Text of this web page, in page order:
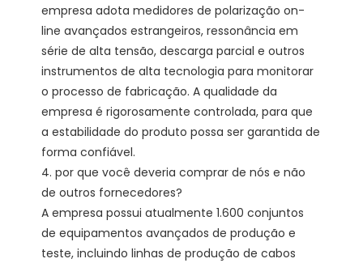
empresa adota medidores de polarização on-
line avançados estrangeiros, ressonância em
série de alta tensão, descarga parcial e outros
instrumentos de alta tecnologia para monitorar
o processo de fabricação. A qualidade da
empresa é rigorosamente controlada, para que
a estabilidade do produto possa ser garantida de
forma confiável.
4. por que você deveria comprar de nós e não
de outros fornecedores?
A empresa possui atualmente 1.600 conjuntos
de equipamentos avançados de produção e
teste, incluindo linhas de produção de cabos